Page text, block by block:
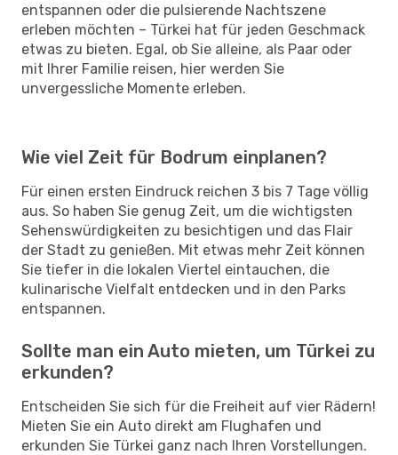
entspannen oder die pulsierende Nachtszene
erleben möchten – Türkei hat für jeden Geschmack
etwas zu bieten. Egal, ob Sie alleine, als Paar oder
mit Ihrer Familie reisen, hier werden Sie
unvergessliche Momente erleben.
Wie viel Zeit für Bodrum einplanen?
Für einen ersten Eindruck reichen 3 bis 7 Tage völlig
aus. So haben Sie genug Zeit, um die wichtigsten
Sehenswürdigkeiten zu besichtigen und das Flair
der Stadt zu genießen. Mit etwas mehr Zeit können
Sie tiefer in die lokalen Viertel eintauchen, die
kulinarische Vielfalt entdecken und in den Parks
entspannen.
Sollte man ein Auto mieten, um Türkei zu
erkunden?
Entscheiden Sie sich für die Freiheit auf vier Rädern!
Mieten Sie ein Auto direkt am Flughafen und
erkunden Sie Türkei ganz nach Ihren Vorstellungen.